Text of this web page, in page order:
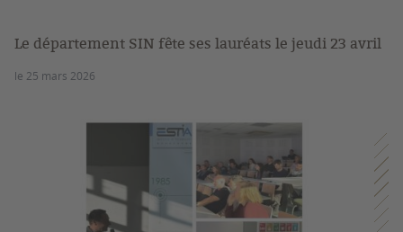
Le département SIN fête ses lauréats le jeudi 23 avril
le 25 mars 2026